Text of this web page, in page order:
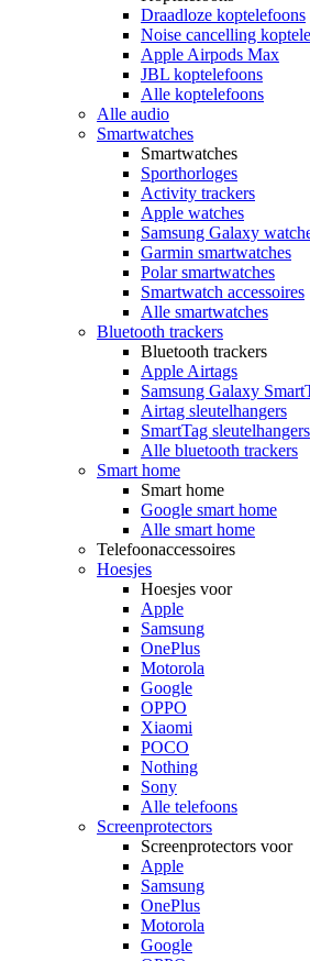
Draadloze koptelefoons
Noise cancelling
Apple Airpods Max
JBL koptelefoons
Alle koptelefoons
Alle audio
Smartwatches
Smartwatches
Sporthorloges
Activity trackers
Apple watches
Samsung Galaxy
Garmin smartwatches
Polar smartwatches
Smartwatch accessoires
Alle smartwatches
Bluetooth trackers
Bluetooth trackers
Apple Airtags
Samsung Galaxy
Airtag sleutelhangers
SmartTag sleutelhangers
Alle bluetooth trackers
Smart home
Smart home
Google smart home
Alle smart home
Telefoonaccessoires
Hoesjes
Hoesjes voor
Apple
Samsung
OnePlus
Motorola
Google
OPPO
Xiaomi
POCO
Nothing
Sony
Alle telefoons
Screenprotectors
Screenprotectors voor
Apple
Samsung
OnePlus
Motorola
Google